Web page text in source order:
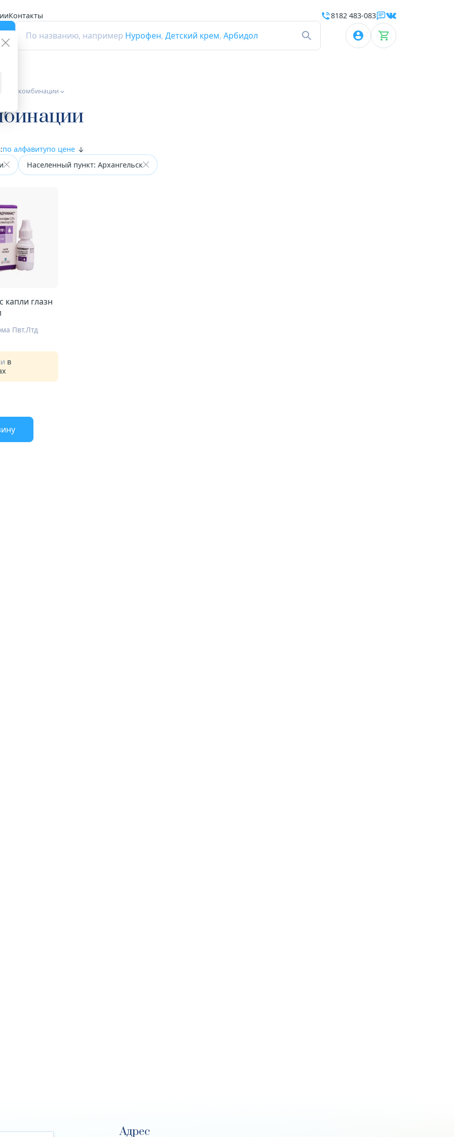
Контакты
По названию, например Нурофен, Детский крем, Арбидол
8182 483-083
в комбинации
по алфавитупо цене
Населенный пункт: Архангельск
глазн
Пвт.Лтд
в
Адрес